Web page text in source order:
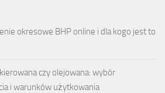
okresowe BHP online i dla kogo jest to
czy olejowana: wybór
i warunków użytkowania